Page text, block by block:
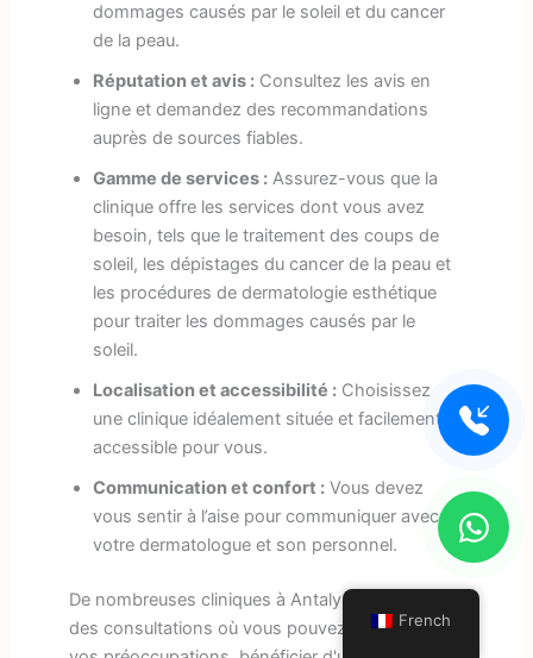
dommages causés par le soleil et du cancer
de la peau.
Réputation et avis :Consultez les avis en
ligne et demandez des recommandations
auprès de sources fiables.
Gamme de services :Assurez-vous que la
clinique offre les services dont vous avez
besoin, tels que le traitement des coups de
soleil, les dépistages du cancer de la peau et
les procédures de dermatologie esthétique
pour traiter les dommages causés par le
soleil.
Localisation et accessibilité :Choisissez
une clinique idéalement située et facilement
accessible pour vous.
Communication et confort :Vous devez
vous sentir à l’aise pour communiquer avec
votre dermatologue et son personnel.
De nombreuses cliniques à Antalya proposent
des consultations où vous pouvez discuter de
French